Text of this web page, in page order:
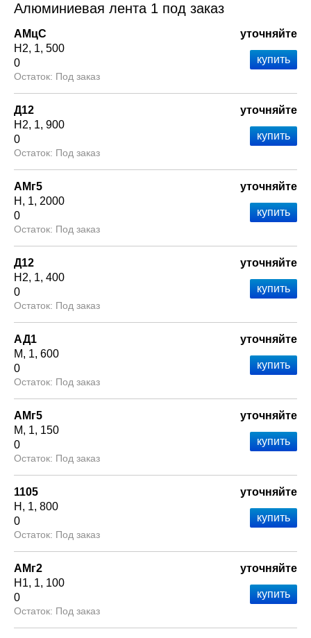
Алюминиевая лента 1 под заказ
АМцС
Н2 1 500
0
Под заказ
уточняйте
Д12
Н2 1 900
0
Под заказ
уточняйте
АМг5
Н
1 2000
0
Под заказ
уточняйте
Д12
Н2 1 400
0
Под заказ
уточняйте
АД1
М
1 600
0
Под заказ
уточняйте
АМг5
М
1 150
0
Под заказ
уточняйте
1105
Н
1 800
0
Под заказ
уточняйте
АМг2
Н1 1 100
0
Под заказ
уточняйте